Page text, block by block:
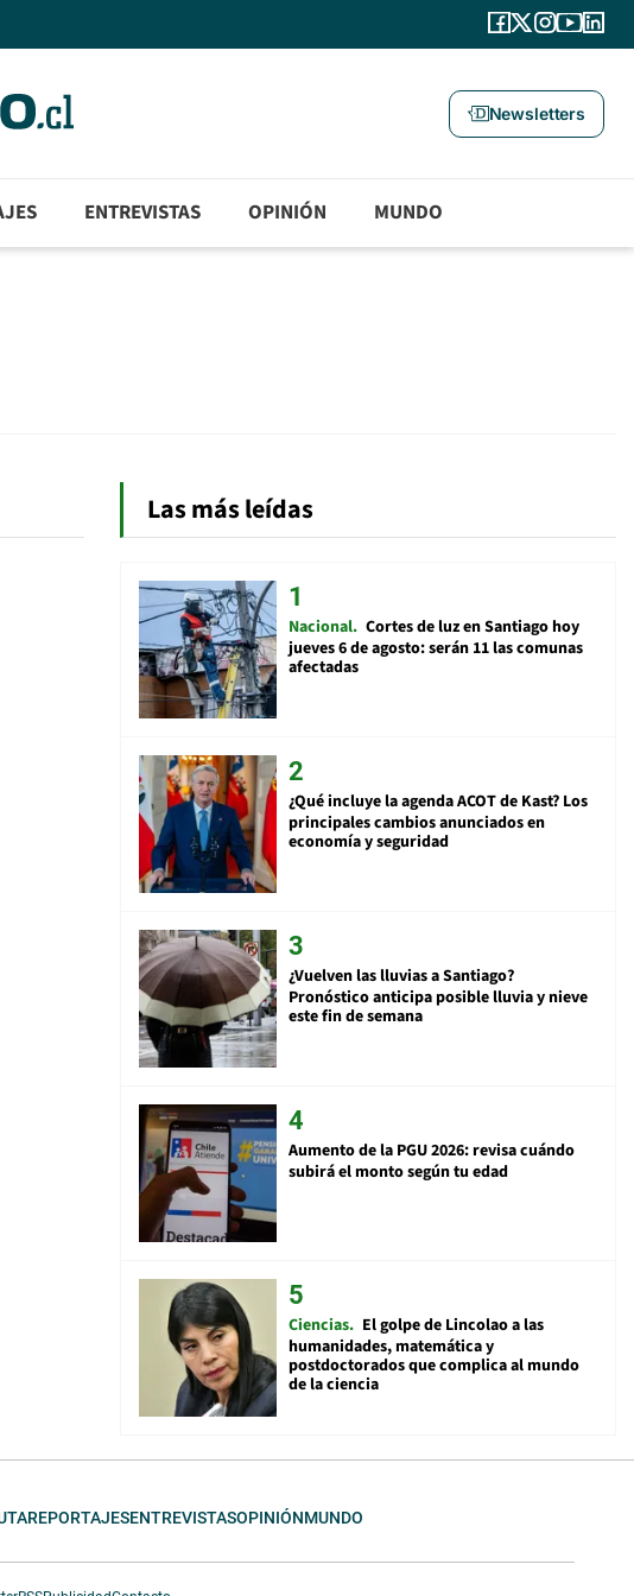
Newsletters
ENTREVISTAS OPINIÓN MUNDO
Las más leídas
Nacional Cortes de luz en Santiago hoy
jueves 6 de agosto: serán 11 las comunas
afectadas
¿Qué incluye la agenda ACOT de Kast? Los
principales cambios anunciados en
economía y seguridad
¿Vuelven las lluvias a Santiago?
Pronóstico anticipa posible lluvia y nieve
este fin de semana
Aumento de la PGU 2026: revisa cuándo
subirá el monto según tu edad
Ciencias El golpe de Lincolao a las
humanidades, matemática y
postdoctorados que complica al mundo
de la ciencia
REPORTAJESENTREVISTASOPINIÓNMUNDO